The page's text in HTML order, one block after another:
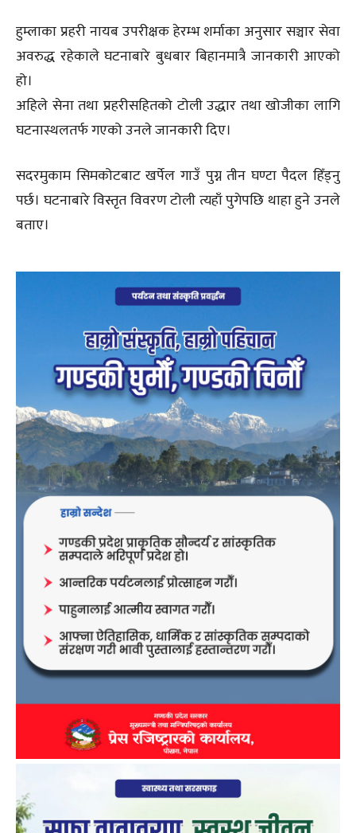
हुम्लाका प्रहरी नायब उपरीक्षक हेरम्भ शर्माका अनुसार सञ्चार सेवा
अवरुद्ध रहेकाले घटनाबारे बुधबार बिहानमात्रै जानकारी आएको
हो।
अहिले सेना तथा प्रहरीसहितको टोली उद्धार तथा खोजीका लागि
घटनास्थलतर्फ गएको उनले जानकारी दिए।
सदरमुकाम सिमकोटबाट खर्पेल गाउँ पुग्न तीन घण्टा पैदल हिँड्नु
पर्छ। घटनाबारे विस्तृत विवरण टोली त्यहाँ पुगेपछि थाहा हुने उनले
बताए।